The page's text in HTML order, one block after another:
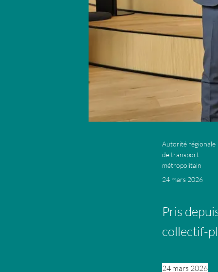
Autorité régionale
de transport
métropolitain
24 mars 2026
Pris
collectif-
24 mars 2026